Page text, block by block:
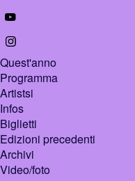
Quest'anno
Programma
Artistsi
Infos
Biglietti
Edizioni precedenti
Archivi
Video/foto